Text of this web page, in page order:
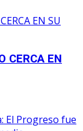
CERCA EN